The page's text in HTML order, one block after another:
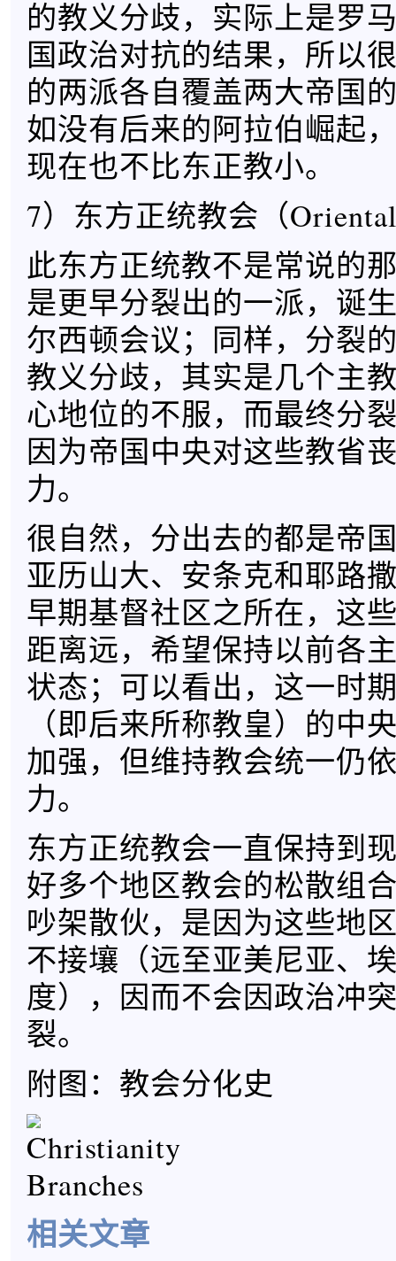
的教义分歧，实际上是罗
国政治对抗的结果，所以
的两派各自覆盖两大帝国
如没有后来的阿拉伯崛起
现在也不比东正教小。
7）东方正统教会（
此东方正统教不是常说的
是更早分裂出的一派，诞
尔西顿会议；同样，分裂
教义分歧，其实是几个主
心地位的不服，而最终分
因为帝国中央对这些教省
力。
很自然，分出去的都是帝
亚历山大、安条克和耶路
早期基督社区之所在，这
距离远，希望保持以前各
状态；可以看出，这一时
（即后来所称教皇）的中
加强，但维持教会统一仍
力。
东方正统教会一直保持到
好多个地区教会的松散组
吵架散伙，是因为这些地
不接壤（远至亚美尼亚、
度），因而不会因政治冲
裂。
附图：教会分化史
相关文章